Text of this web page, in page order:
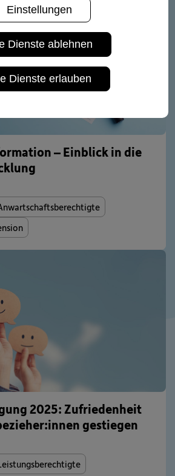
– Einblick in die
2025: Zufriedenheit
gestiegen
Einstellungen
Dienste ablehnen
Dienste erlauben